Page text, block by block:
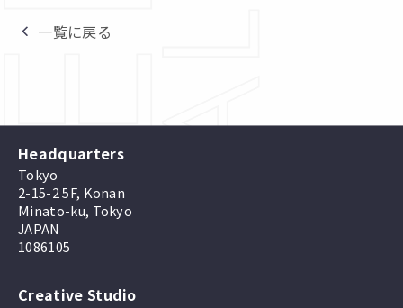
一覧に戻る
Headquarters
Tokyo
2-15-2 5F, Konan
Minato-ku, Tokyo
JAPAN
1086105
Creative Studio